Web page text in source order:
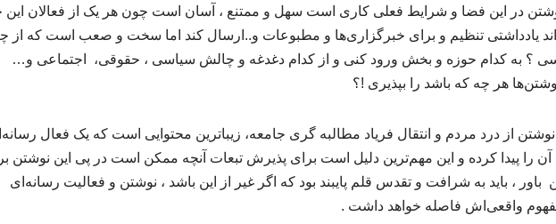
در این فضا و شرایط فعلی کاری است سهل و ممتنع ، آسان است چون هر یک از فعالان این
یادداشتی تنظیم و برای خبرگزاری‌ها و مطبوعات و..ارسال کند اما سخت و صعب است که از
؟ به کدام حوزه و بخش ورود کنی و از کدام دغدغه و چالش سیاسی ، حقوقی، اجتماعی و…
هر چه که باشد را بپذیری !؟
از درد مردم و انتقال فریاد مطالبه گری جامعه، زیباترین محتوایی است که یک فعال
آن را پیدا کرده و این مهم‌ترین دلیل است برای پذیرش تبعات آنچه ممکن است در پی این نوشتن
باور ، باید به شرافت و تقدس قلم پایبند بود که اگر غیر از این باشد ، نوشتن و فعالیت رسانه‌ای
واقعی‌اش فاصله خواهد داشت .